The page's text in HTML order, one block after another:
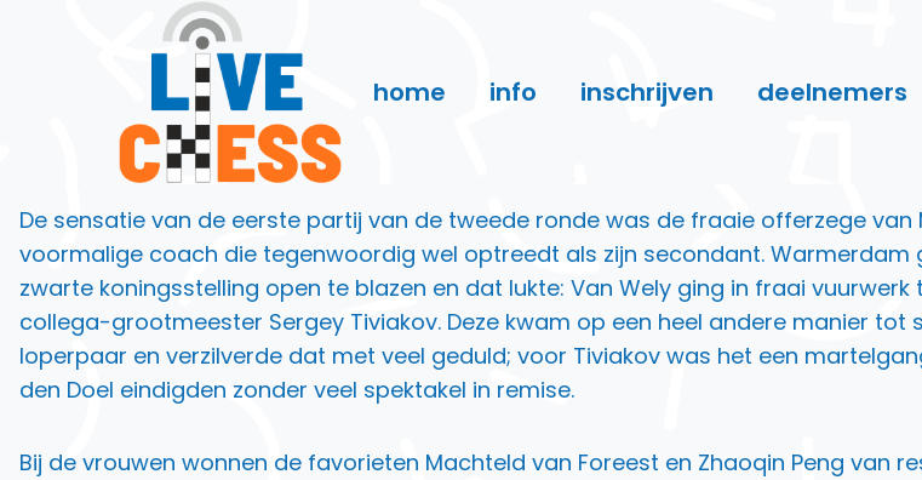
home info inschrijven deelnemers
De sensatie van de eerste partij van de tweede ronde was de fraaie offerzege
voormalige coach die tegenwoordig wel optreedt als zijn secondant.
zwarte koningsstelling open te blazen en dat lukte: Van Wely ging in fraai vuurwerk
collega-grootmeester Sergey Tiviakov. Deze kwam op een heel andere manier tot
loperpaar en verzilverde dat met veel geduld; voor Tiviakov was het een
den Doel eindigden zonder veel spektakel in remise.
Bij de vrouwen wonnen de favorieten Machteld van Foreest en Zhaoqin Peng van